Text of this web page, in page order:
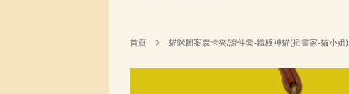
首頁 › 貓咪圖案票卡夾/證件套-鐵板神貓(插畫家-貓小姐)